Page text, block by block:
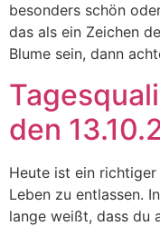
besonders schön
das als ein Zeichen
Blume sein, dann
den
Heute ist ein richtiger
Leben zu entlassen.
lange weißt, dass du